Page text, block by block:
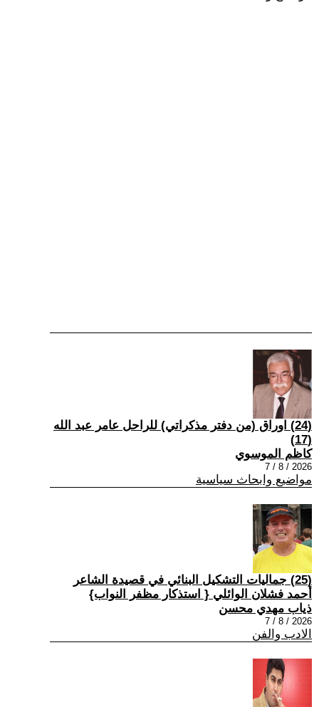
(24) اوراق (من دفتر مذكراتي) للراحل عامر عبد الله
(17)
كاظم الموسوي
2026 / 8 / 7
مواضيع وابحاث سياسية
(25) جماليات التشكيل البنائي في قصيدة الشاعر
أحمد فشلان الوائلي { استذكار مظفر النواب}
ذياب مهدي محسن
2026 / 8 / 7
الادب والفن